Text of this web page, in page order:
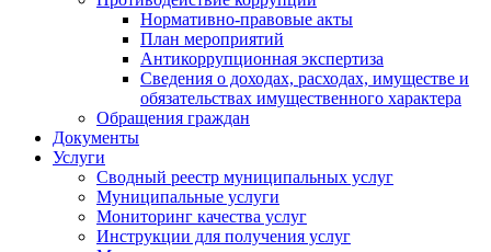
Нормативно-правовые акты
План мероприятий
Антикоррупционная экспертиза
Сведения о доходах, расходах, имуществе и
обязательствах имущественного характера
Обращения граждан
Документы
Услуги
Сводный реестр муниципальных услуг
Муниципальные услуги
Мониторинг качества услуг
Инструкции для получения услуг